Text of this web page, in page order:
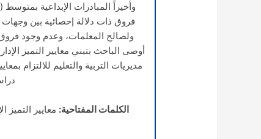
فروق ذات دلالة إحصائية بين
ولصالح المعلمات، وعدم وجود فروق
أوصى الباحث بتبني معايير التميز
مديريات التربية والتعليم للالتزام
الكلمات المفتاحية: معايير التميز